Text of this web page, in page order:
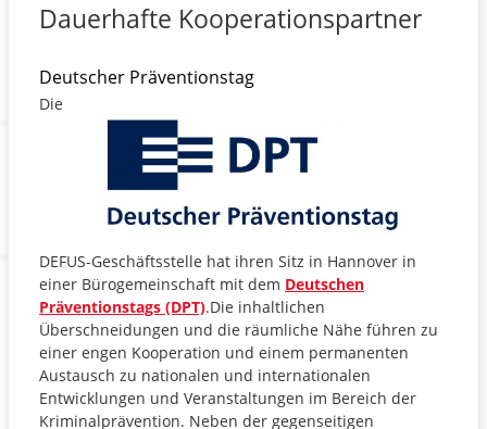
Dauerhafte Kooperationspartner
Deutscher Präventionstag
Die
DEFUS-Geschäftsstelle hat ihren Sitz in Hannover in
einer Bürogemeinschaft mit dem Deutschen
Präventionstags (DPT).Die inhaltlichen
Überschneidungen und die räumliche Nähe führen zu
einer engen Kooperation und einem permanenten
Austausch zu nationalen und internationalen
Entwicklungen und Veranstaltungen im Bereich der
Kriminalprävention. Neben der gegenseitigen